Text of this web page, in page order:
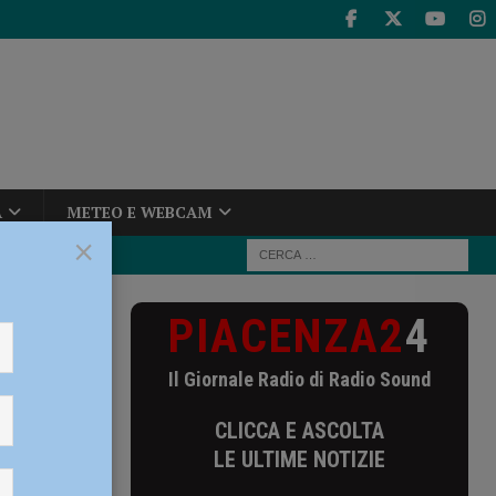
METEO E WEBCAM
“Astenersi
PIACENZA24
Il Giornale Radio di Radio Sound
CLICCA E ASCOLTA
LE ULTIME NOTIZIE
×